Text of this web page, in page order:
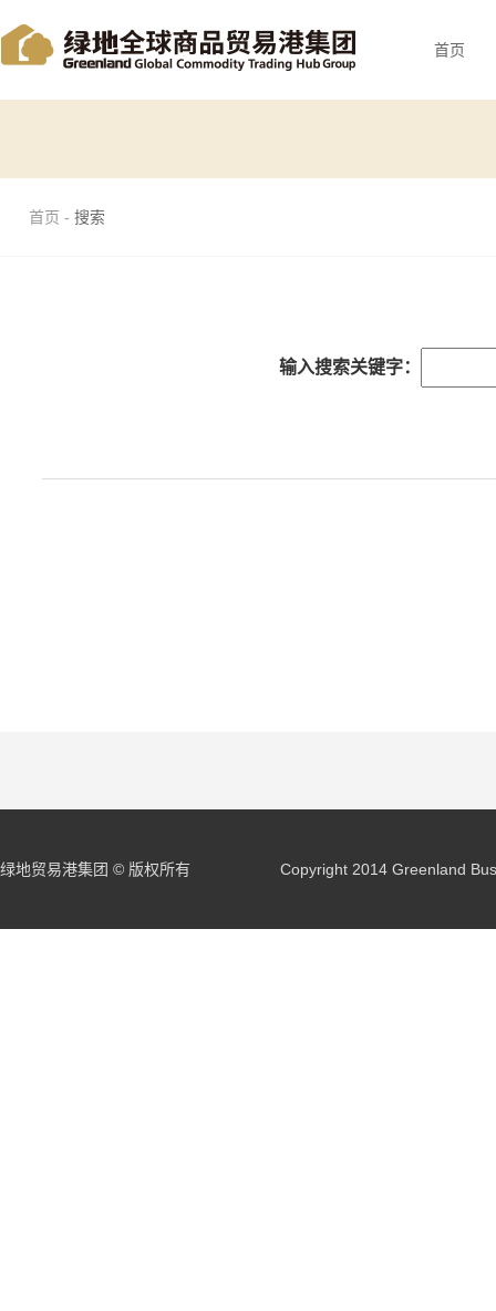
首页
首页 - 搜索
输入搜索关键字：
绿地贸易港集团 © 版权所有 Copyright 2014 Greenland